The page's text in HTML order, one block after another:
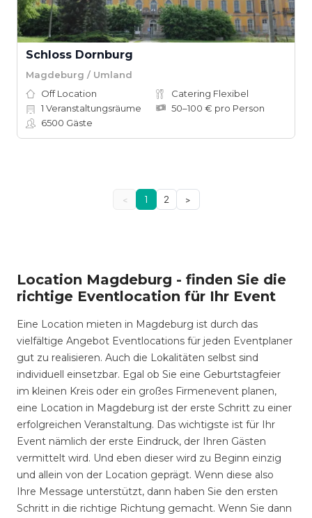
Schloss Dornburg
Magdeburg / Umland
Off Location
Catering Flexibel
1 Veranstaltungsräume
50–100 € pro Person
6500 Gäste
< 1 2 >
Location Magdeburg - finden Sie die
richtige Eventlocation für Ihr Event
Eine Location mieten in Magdeburg ist durch das
vielfältige Angebot Eventlocations für jeden Eventplaner
gut zu realisieren. Auch die Lokalitäten selbst sind
individuell einsetzbar. Egal ob Sie eine Geburtstagfeier
im kleinen Kreis oder ein großes Firmenevent planen,
eine Location in Magdeburg ist der erste Schritt zu einer
erfolgreichen Veranstaltung. Das wichtigste ist für Ihr
Event nämlich der erste Eindruck, der Ihren Gästen
vermittelt wird. Und eben dieser wird zu Beginn einzig
und allein von der Location geprägt. Wenn diese also
Ihre Message unterstützt, dann haben Sie den ersten
Schritt in die richtige Richtung gemacht. Wenn Sie dann